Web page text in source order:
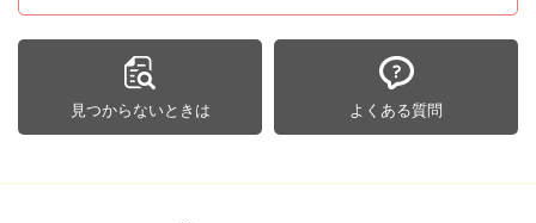
見つからないときは よくある質問